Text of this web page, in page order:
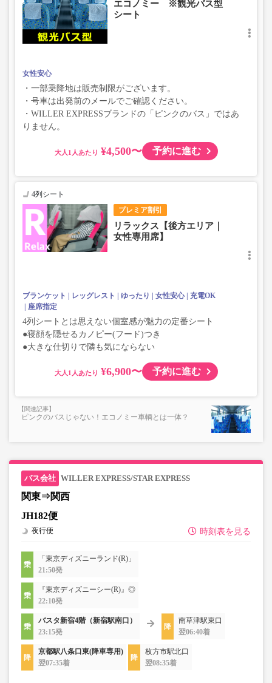
エコノミー ※観光バス型
シート
女性安心
・一部乗降地は販売制限がございます。
・号車は出発前のメールでご確認ください。
・WILLER EXPRESSブランドの「ピンクのバス」ではあ
りません。
大人 ¥4,500〜 予約に進む
プレミア割引
4列シート
リラックス【後方エリア｜
女性専用席】
ブランケット レッグレスト ゆったり 女性安心
充電OK
座席指定
4列シートとは思えない個室感が魅力の定番シート
●寝顔を隠せるカノピー(フード)つき
●大きな仕切りで隣も気にならない
大人 ¥6,900〜 予約に進む
ピンクのバスじゃない！エコノミー車輌とは一体？
WILLER EXPRESS/STAR EXPRESS
関東⇒関西
JH182便
時刻表を見る
夜行便
「東京ディズニーランド(R)」
21:50発
『東京ディズニーシー(R)』◎
22:10発
バスタ新宿4階（新宿駅南口）
23:15発
南草津駅東口
翌06:40着
京都駅八条口東(降車専用)
翌07:35着
枚方市駅北口
翌08:35着